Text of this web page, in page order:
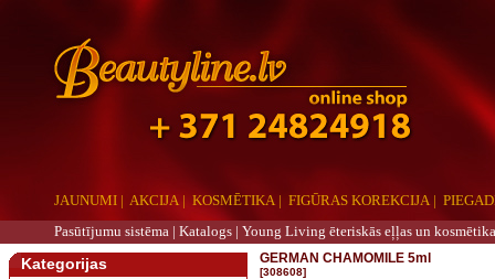
JAUNUMI | AKCIJA | KOSMĒTIKA | FIGŪRAS KOREKCIJA|
Pasūtījumu sistēma | Katalogs | Young Living ēteriskās eļļas un
Kategorijas GERMAN CHAMOMILE 5ml
[308608]